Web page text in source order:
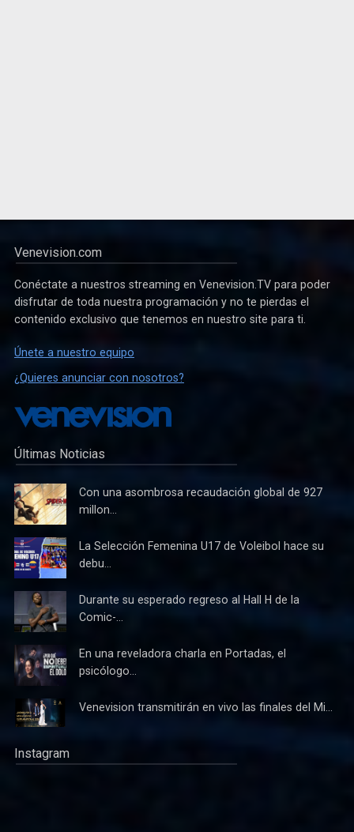
Venevision.com
Conéctate a nuestros streaming en Venevision.TV para poder
disfrutar de toda nuestra programación y no te pierdas el
contenido exclusivo que tenemos en nuestro site para ti.
Únete a nuestro equipo
¿Quieres anunciar con nosotros?
Últimas Noticias
Con una asombrosa recaudación global de 927
millon...
La Selección Femenina U17 de Voleibol hace su
debu...
Durante su esperado regreso al Hall H de la
Comic-...
En una reveladora charla en Portadas, el
psicólogo...
Venevision transmitirán en vivo las finales del Mi...
Instagram